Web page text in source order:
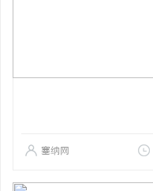
塞纳网